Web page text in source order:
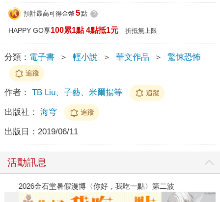
預計最高可得金幣 5點 ?
HAPPY GO享100累1點 4點抵1元 折抵無上限
分類： 電子書 ＞ 輕小說 ＞ 華文作品 ＞ 驚悚恐怖
追蹤
作者： TB Liu、子藝、米爾揚等 追蹤
出版社： 海穹 追蹤
出版日： 2019/06/11
活動訊息
2026金石堂暑假漫博〈你好，我吃一點〉第二波